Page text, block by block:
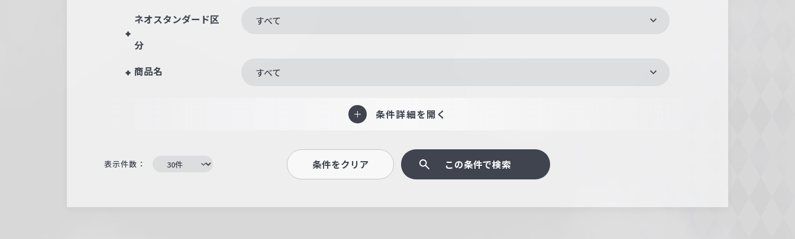
ネオスタンダード区
分
すべて
商品名 すべて
条件詳細を開く
表示件数： 条件をクリア この条件で検索